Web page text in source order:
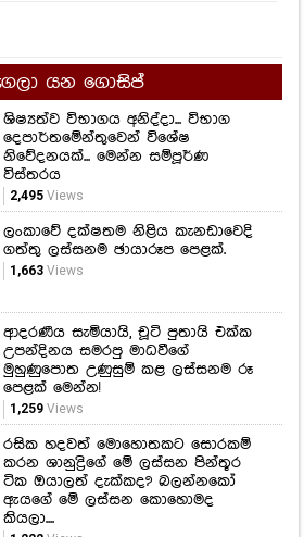
යන ගොසිප්
ශිෂ්‍යත්ව විභාගය අනිද්දා... විභාග
දෙපාර්තමේන්තුවෙන් විශේෂ
නිවේදනයක්... මෙන්න සම්පූර්ණ
විස්තරය
2,495Views
ලංකාවේ දක්ෂතම නිළිය කැනඩාවෙදි
ගත්තු ලස්සනම ඡායාරූප පෙළක්.
1,663Views
ආදරණීය සැමියායි, චූටි පුතායි එක්ක
උපන්දිනය සමරපු මාධවීගේ
මුහුණුපොත උණුසුම් කළ ලස්සනම රූ
පෙළක් මෙන්න!
1,259Views
රසික හදවත් මොහොතකට සොරකම්
කරන ශානුද්‍රිගේ මේ ලස්සන පින්තූර
ටික ඔයාලත් දැක්කද? බලන්නකෝ
ඇයගේ මේ ලස්සන කොහොමද
කියලා....